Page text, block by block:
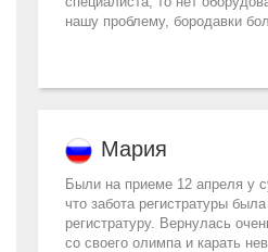
нашу проблему, бородавки
Мария
Были на приеме 12 апреля у
что забота регистратуры
регистратуру. Вернулась
со своего олимпа и карать